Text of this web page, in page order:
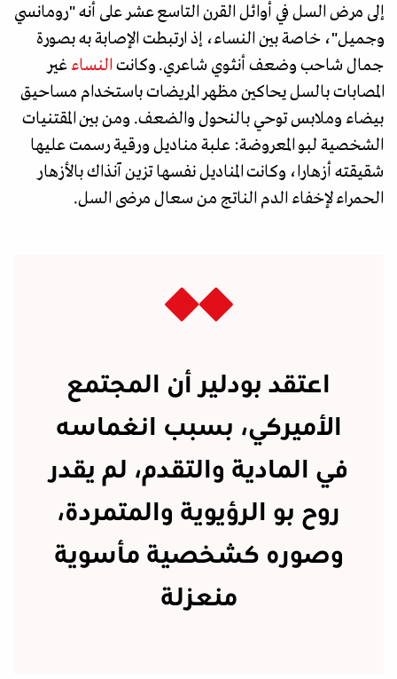
إلى مرض السل في أوائل القرن التاسع عشر على أنه "رومانسي
وجميل"، خاصة بين النساء، إذ ارتبطت الإصابة به بصورة
جمال شاحب وضعف أنثوي شاعري. وكانت النساءغير
المصابات بالسل يحاكين مظهر المريضات باستخدام مساحيق
بيضاء وملابس توحي بالنحول والضعف. ومن بين المقتنيات
الشخصية لبو المعروضة: علبة مناديل ورقية رسمت عليها
شقيقته أزهارا، وكانت المناديل نفسها تزين آنذاك بالأزهار
الحمراء لإخفاء الدم الناتج من سعال مرضى السل.
اعتقد بودلير أن المجتمع
الأميركي، بسبب انغماسه
في المادية والتقدم، لم يقدر
روح بو الرؤيوية والمتمردة،
وصوره كشخصية مأسوية
منعزلة